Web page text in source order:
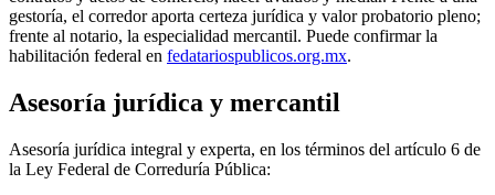
gestoría, el corredor aporta certeza jurídica y valor probatorio pleno;
frente al notario, la especialidad mercantil. Puede confirmar la
habilitación federal en fedatariospublicos.org.mx.
Asesoría jurídica y mercantil
Asesoría jurídica integral y experta, en los términos del artículo 6 de
la Ley Federal de Correduría Pública: